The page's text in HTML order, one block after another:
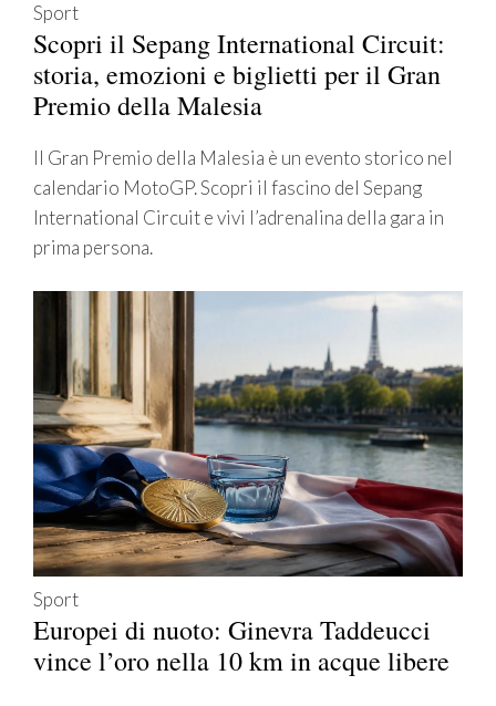
Sport
Scopri il Sepang International Circuit:
storia, emozioni e biglietti per il Gran
Premio della Malesia
Il Gran Premio della Malesia è un evento storico nel
calendario MotoGP. Scopri il fascino del Sepang
International Circuit e vivi l’adrenalina della gara in
prima persona.
Sport
Europei di nuoto: Ginevra Taddeucci
vince l’oro nella 10 km in acque libere